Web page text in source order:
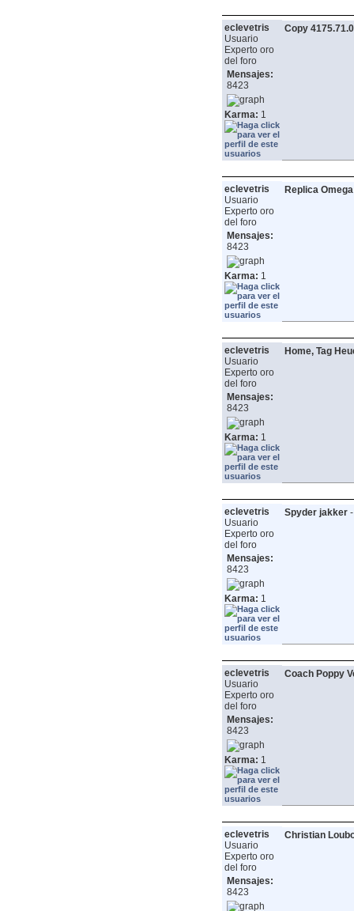
eclevetris
Usuario
Experto oro
del foro
Mensajes:
8423
Karma: 1
Copy
eclevetris
Usuario
Experto oro
del foro
Mensajes:
8423
Karma: 1
Replica
eclevetris
Usuario
Experto oro
del foro
Mensajes:
8423
Karma: 1
Home, Tag
eclevetris
Usuario
Experto oro
del foro
Mensajes:
8423
Karma: 1
Spyder jakker
eclevetris
Usuario
Experto oro
del foro
Mensajes:
8423
Karma: 1
Coach Poppy
eclevetris
Usuario
Experto oro
del foro
Mensajes:
8423
Christian